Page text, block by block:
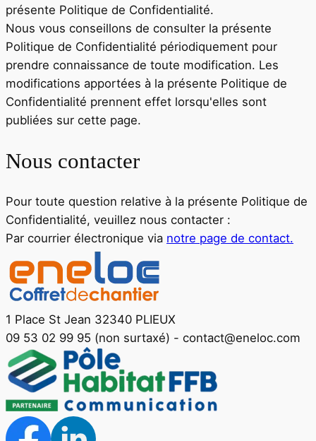
présente Politique de Confidentialité.
Nous vous conseillons de consulter la présente
Politique de Confidentialité périodiquement pour
prendre connaissance de toute modification. Les
modifications apportées à la présente Politique de
Confidentialité prennent effet lorsqu'elles sont
publiées sur cette page.
Nous contacter
Pour toute question relative à la présente Politique de
Confidentialité, veuillez nous contacter :
Par courrier électronique via notre page de contact.
1 Place St Jean 32340 PLIEUX
09 53 02 99 95 (non surtaxé) - contact@eneloc.com